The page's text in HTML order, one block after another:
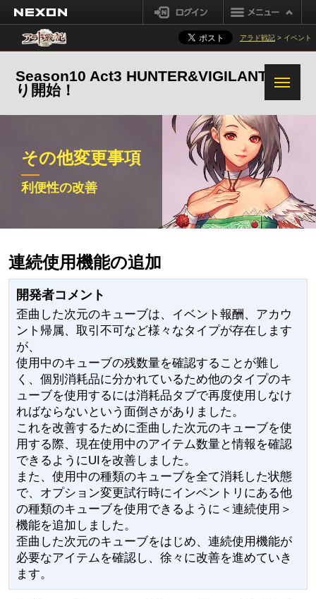
ログイン
アラド戦記 > イベント
Season10 Act3 HUNTER&VIGILANTE 狩
り開始！
覚醒クエストとクエスト
ブックリニューアル
システム
利便性の改善 追加改善と変更内容
その他変更事項
利便性の改善
連続使用機能の追加
開発者コメント
歪曲した次元のキューブは、イベント報酬、アカウ
ント帰属、取引不可など様々なタイプが存在します
が、
使用中のキューブの残数量を確認することが難し
く、個別消耗品に分かれているため他のタイプのキ
ューブを使用するには消耗品タブで再度使用しなけ
ればならないという面倒さがありました。
これを改善するために歪曲した次元のキューブを使
用する際、現在使用中のアイテム数量と情報を確認
できるようにUIを改善しました。
また、使用中の種類のキューブを全て消耗した状態
で、オプション変更試行時にインベントリにある他
の種類のキューブを使用できるように＜連続使用＞
機能を追加しました。
歪曲した次元のキューブをはじめ、連続使用機能が
必要なアイテムを確認し、徐々に改善を進めていき
ます。